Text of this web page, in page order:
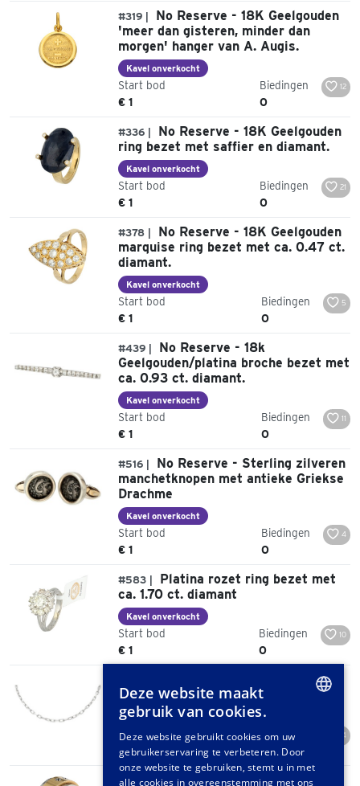
#319 |
No Reserve - 18K Geelgouden
'meer dan gisteren, minder dan
morgen' hanger van A. Augis.
Kavel onverkocht
Start bod
€ 1
Biedingen
0
12
#336 |
No Reserve - 18K Geelgouden
ring bezet met saffier en diamant.
Kavel onverkocht
Start bod
€ 1
Biedingen
0
21
#378 |
No Reserve - 18K Geelgouden
marquise ring bezet met ca. 0.47 ct.
diamant.
Kavel onverkocht
Start bod
€ 1
Biedingen
0
5
#439 |
No Reserve - 18k
Geelgouden/platina broche bezet met
ca. 0.93 ct. diamant.
Kavel onverkocht
Start bod
€ 1
Biedingen
0
11
#516 |
No Reserve - Sterling zilveren
manchetknopen met antieke Griekse
Drachme
Kavel onverkocht
Start bod
€ 1
Biedingen
0
4
#583 |
Platina rozet ring bezet met
ca. 1.70 ct. diamant
Kavel onverkocht
Start bod
€ 1
Biedingen
0
10
No Reserve - Cartier 18K
witgouden Santos schakel collier.
Kavel onverkocht
Start bod
€ 1
Biedingen
0
14
#606 | No Reserve - Cartier 18K
GERMAN
FRENCH
Deze website maakt
gebruik van cookies.
Deze website gebruikt cookies om uw
gebruikerservaring te verbeteren. Door
onze website te gebruiken, stemt u in met
alle cookies in overeenstemming met ons